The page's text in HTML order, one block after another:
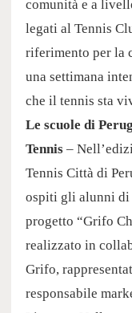
comunità e a
legati al Tennis
riferimento per la
una settimana
che il tennis sta
Le scuole di
Tennis –
Tennis Città di
ospiti gli alunni di
progetto “Grifo
realizzato in
Grifo,
responsabile